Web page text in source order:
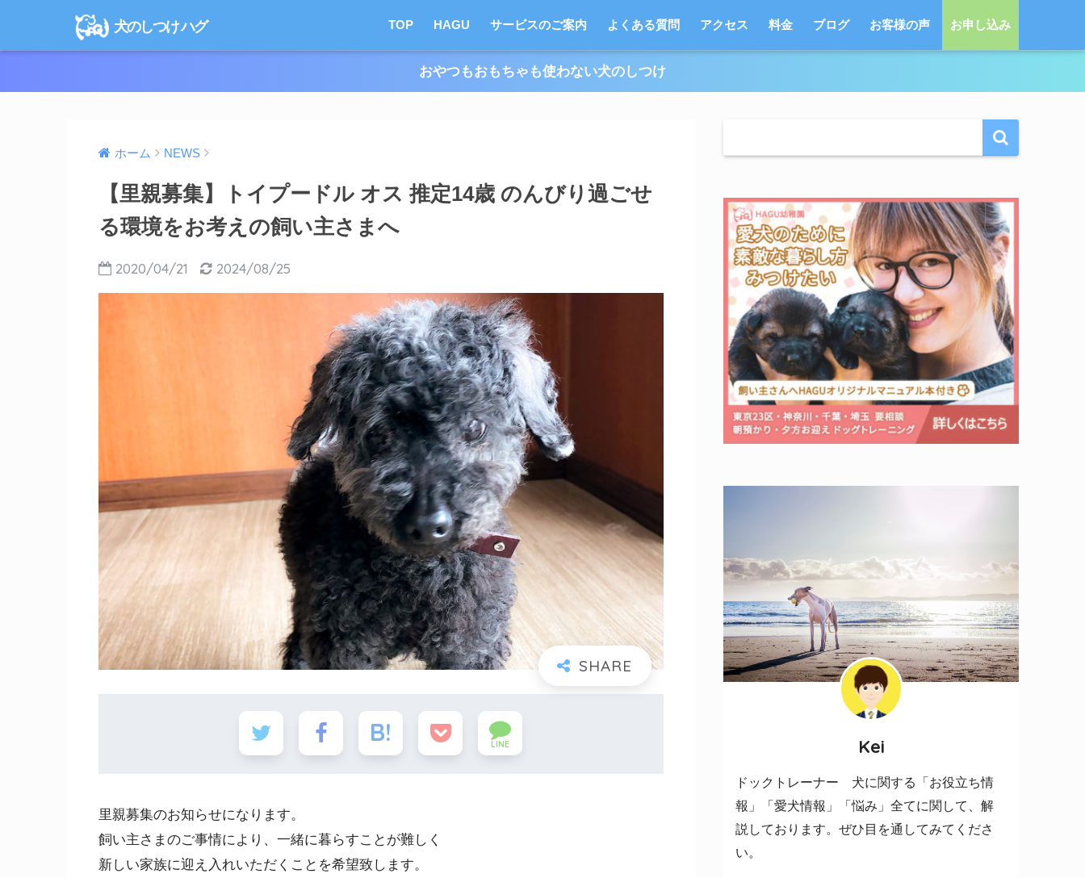
犬のしつけ ハグ TOP HAGU サービスのご案内 よくある質問 アクセス 料金 ブログ お客様の声 お申し込み
おやつもおもちゃも使わない犬のしつけ
ホーム NEWS
【里親募集】トイプードル オス 推定14歳 のんびり過ごせ
る環境をお考えの飼い主さまへ
2020/04/21 2024/08/25
LINE
里親募集のお知らせになります。
飼い主さまのご事情により、一緒に暮らすことが難しく
新しい家族に迎え入れいただくことを希望致します。
Kei
ドックトレーナー 犬に関する「お役立ち情
報」「愛犬情報」「悩み」全てに関して、解
説しております。ぜひ目を通してみてくださ
い。